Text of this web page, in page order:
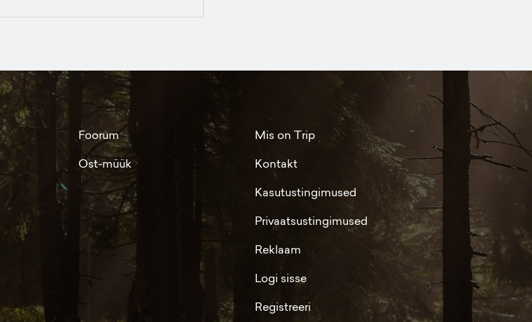
Foorum
Ost-müük
Mis on Trip
Kontakt
Kasutustingimused
Privaatsustingimused
Reklaam
Logi sisse
Registreeri